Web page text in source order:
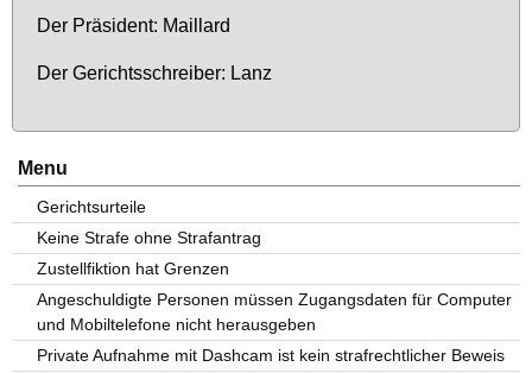
Der Prä­si­dent: Mail­lard
Der Ge­richts­schrei­ber: Lanz
Menu
Gerichtsurteile
Keine Strafe ohne Strafantrag
Zustellfiktion hat Grenzen
Angeschuldigte Personen müssen Zugangsdaten für Computer
und Mobiltelefone nicht herausgeben
Private Aufnahme mit Dashcam ist kein strafrechtlicher Beweis